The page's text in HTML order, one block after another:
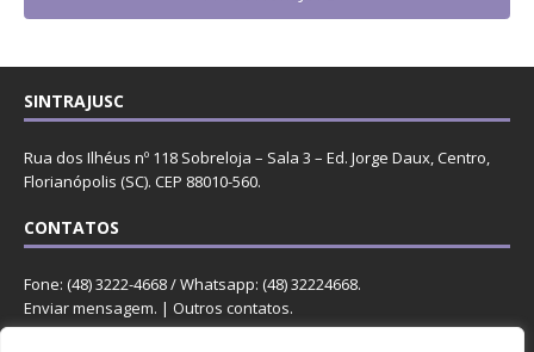
SINTRAJUSC
Rua dos Ilhéus nº 118 Sobreloja – Sala 3 – Ed. Jorge Daux, Centro,
Florianópolis (SC). CEP 88010-560.
CONTATOS
Fone: (48) 3222-4668 / Whatsapp: (48) 32224668.
Enviar mensagem. | Outros contatos.